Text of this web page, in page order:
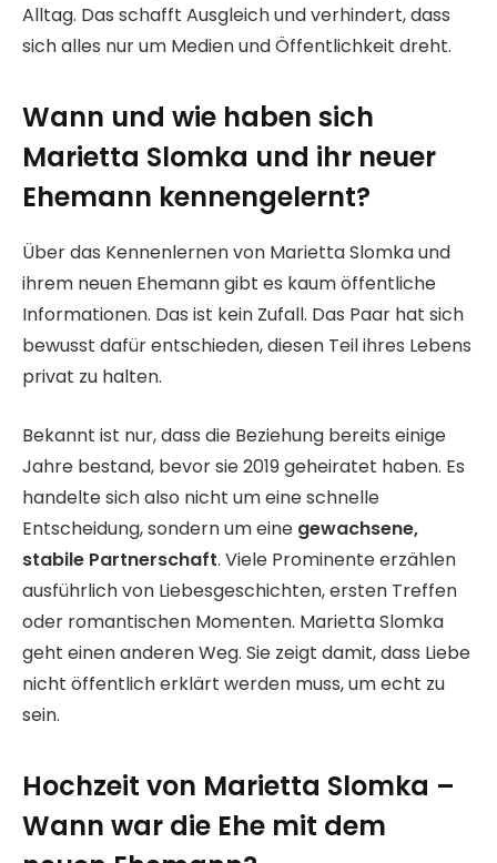
Alltag. Das schafft Ausgleich und verhindert, dass
sich alles nur um Medien und Öffentlichkeit dreht.
Wann und wie haben sich
Marietta Slomka und ihr neuer
Ehemann kennengelernt?
Über das Kennenlernen von Marietta Slomka und
ihrem neuen Ehemann gibt es kaum öffentliche
Informationen. Das ist kein Zufall. Das Paar hat sich
bewusst dafür entschieden, diesen Teil ihres Lebens
privat zu halten.
Bekannt ist nur, dass die Beziehung bereits einige
Jahre bestand, bevor sie 2019 geheiratet haben. Es
handelte sich also nicht um eine schnelle
Entscheidung, sondern um eine gewachsene,
stabile Partnerschaft. Viele Prominente erzählen
ausführlich von Liebesgeschichten, ersten Treffen
oder romantischen Momenten. Marietta Slomka
geht einen anderen Weg. Sie zeigt damit, dass Liebe
nicht öffentlich erklärt werden muss, um echt zu
sein.
Hochzeit von Marietta Slomka –
Wann war die Ehe mit dem